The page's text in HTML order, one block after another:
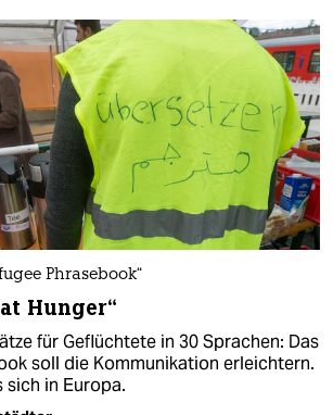
Phrasebook“
Hunger“
für Geflüchtete in 30 Sprachen: Das
soll die Kommunikation erleichtern.
in Europa.